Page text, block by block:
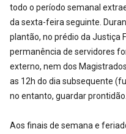
todo o período semanal
da sexta-feira seguinte.
plantão, no prédio da Justiça
permanência de servidores
externo, nem dos
as 12h do dia subsequente
no entanto, guardar prontidão.
Aos finais de semana e